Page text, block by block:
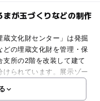
が玉づくりなどの制作
文化財センター」は発掘
どの埋蔵文化財を管理・保
所の2階を改装して建て
けられています。展示ゾー